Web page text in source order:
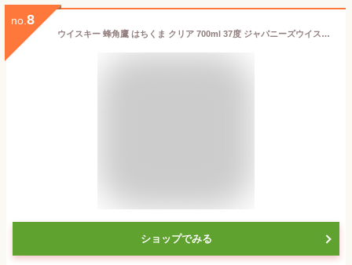
no. 8
ウイスキー 蜂角鷹 はちくま クリア 700ml 37度 ジャパニーズウイスキー ウィスキー 国産 日本製 日本産 Whiskey ギフト ウイスキー 父の日 ウイスキー プレゼント 父親 お父さん 誕生日 お酒 家飲み
ショップでみる